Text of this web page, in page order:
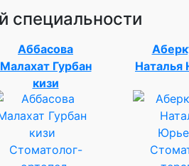
специальности
Аббасова
Малахат Гурбан
кизи
Стоматолог-
Наталья